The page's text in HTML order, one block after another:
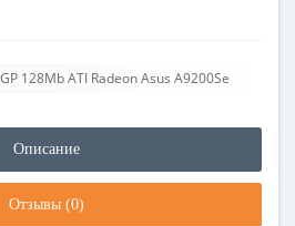
128Mb ATI Radeon Asus A9200Se
Описание
Отзывы (0)